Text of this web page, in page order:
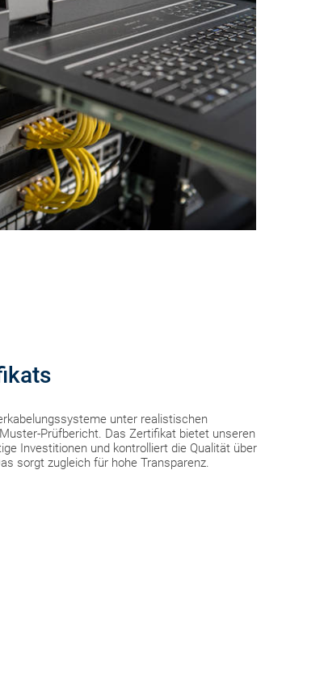
unter realistischen
Prüfbericht. Das Zertifikat bietet unseren
Investitionen und kontrolliert die Qualität über
sorgt zugleich für hohe Transparenz.